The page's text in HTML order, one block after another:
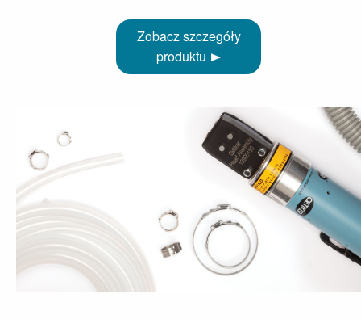
Zobacz szczegóły
produktu